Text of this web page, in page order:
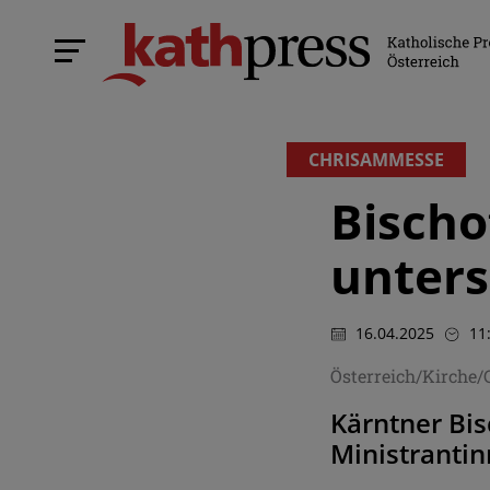
CHRISAMMESSE
16.04.2025
Österreich/Kirche/
Kärntner